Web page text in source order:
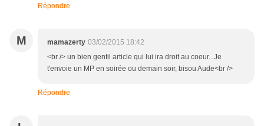
Répondre
M mamazerty 03/02/2015 18:42
<br /> un bien gentil article qui lui ira droit au coeur...Je
t'envoie un MP en soirée ou demain soir, bisou Aude<br />
Répondre